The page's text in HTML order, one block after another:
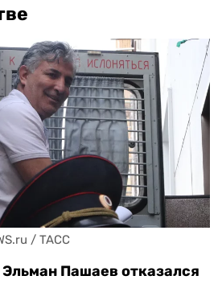
/ TACC
Пашаев отказался